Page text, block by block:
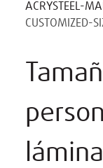
ACRYSTEEL-
CUSTOMIZED-